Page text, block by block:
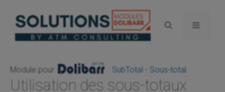
contenu
Module pour SubTotal - Sous-total
Utilisation des sous-totaux